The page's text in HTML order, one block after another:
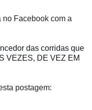
Facebook com a
das corridas que
VEZES, DE VEZ EM
postagem: